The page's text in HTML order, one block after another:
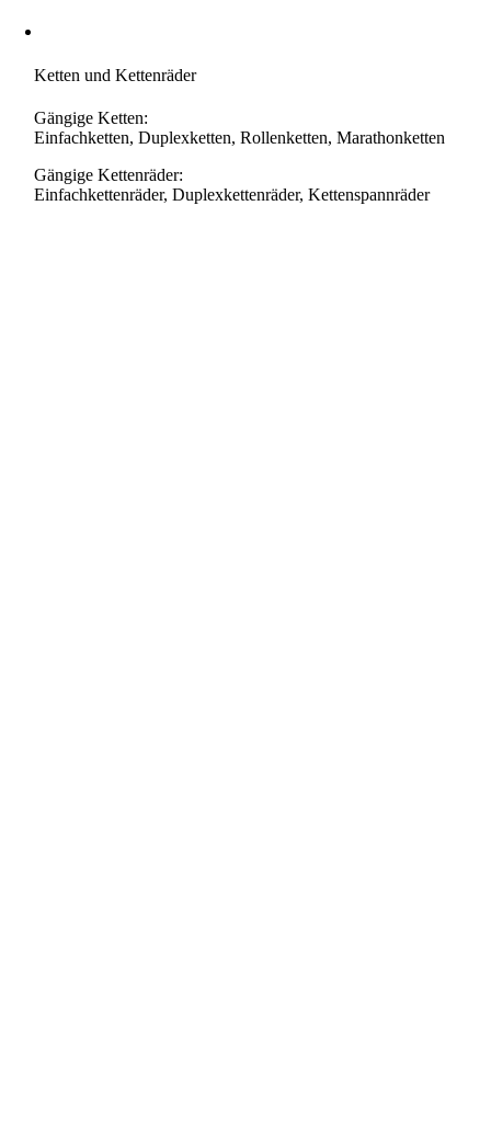
Ketten und Kettenräder
Gängige Ketten:
Einfachketten, Duplexketten, Rollenketten, Marathonketten
Gängige Kettenräder:
Einfachkettenräder, Duplexkettenräder, Kettenspannräder